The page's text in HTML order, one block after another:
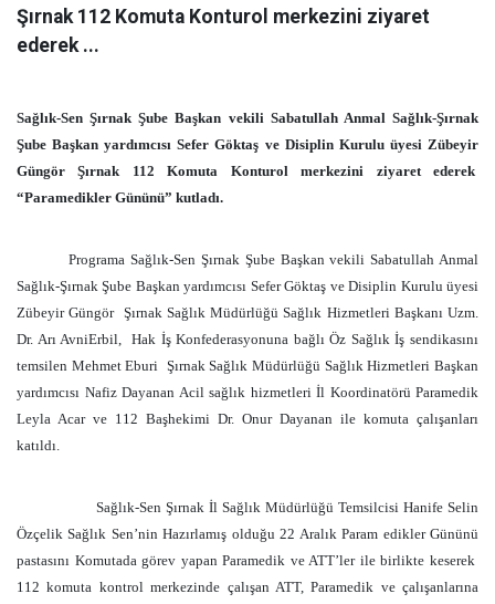
Şırnak 112 Komuta Konturol merkezini ziyaret
ederek ...
Sağlık-Sen Şırnak Şube Başkan vekili Sabatullah Anmal Sağlık-Şırnak
Şube Başkan yardımcısı Sefer Göktaş ve Disiplin Kurulu üyesi Zübeyir
Güngör Şırnak 112 Komuta Konturol merkezini ziyaret ederek
“Paramedikler Gününü” kutladı.
Programa Sağlık-Sen Şırnak Şube Başkan vekili Sabatullah Anmal
Sağlık-Şırnak Şube Başkan yardımcısı Sefer Göktaş ve Disiplin Kurulu üyesi
Zübeyir Güngör Şırnak Sağlık Müdürlüğü Sağlık Hizmetleri Başkanı Uzm.
Dr. Arı AvniErbil,
Hak İş Konfederasyonuna bağlı Öz Sağlık İş sendikasını
temsilen Mehmet Eburi Şırnak Sağlık Müdürlüğü Sağlık Hizmetleri Başkan
yardımcısı Nafiz Dayanan Acil sağlık hizmetleri İl Koordinatörü Paramedik
Leyla Acar ve 112 Başhekimi Dr. Onur Dayanan ile komuta çalışanları
katıldı.
Sağlık-Sen Şırnak İl Sağlık Müdürlüğü Temsilcisi Hanife Selin
Özçelik Sağlık Sen’nin Hazırlamış olduğu 22 Aralık Param edikler Gününü
pastasını Komutada görev yapan Paramedik ve ATT’ler ile birlikte keserek
112 komuta kontrol merkezinde çalışan ATT, Paramedik ve çalışanlarına